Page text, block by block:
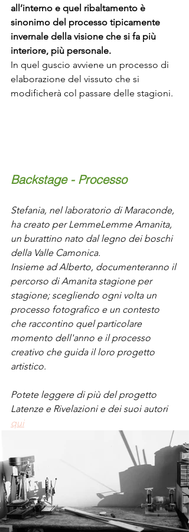
all’interno e quel ribaltamento è
sinonimo del processo tipicamente
invernale della visione che si fa più
interiore, più personale.
In quel guscio avviene un processo di
elaborazione del vissuto che si
modificherà col passare delle stagioni.
Backstage - Processo
Stefania, nel laboratorio di Maraconde,
ha creato per LemmeLemme Amanita,
un burattino nato dal legno dei boschi
della Valle Camonica.
Insieme ad Alberto, documenteranno il
percorso di Amanita stagione per
stagione; scegliendo ogni volta un
processo fotografico e un contesto
che raccontino quel particolare
momento dell'anno e il processo
creativo che guida il loro progetto
artistico.
Potete leggere di più del progetto
Latenze e Rivelazioni e dei suoi autori
qui